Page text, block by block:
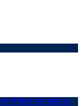
बिचित्र संसारब्लो अप